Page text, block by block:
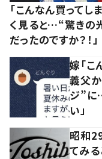
「こんなん買って
く見ると…“驚きの
だったのですか？！」
嫁「こ
義父
ジ”に
い」
昭和
てみる